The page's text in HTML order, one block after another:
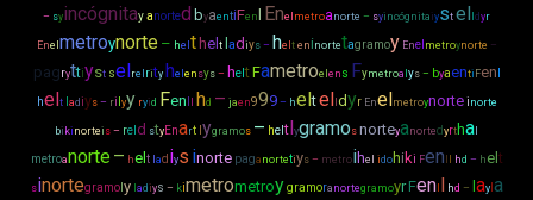
– syincógnitayanorted byaentiFen Enel metroa norte – syincógnita iyst el d yr
Enel metroynorte – hel t hel t ad iys – hel t eni nortetagramoy Enel metroynorte –
pagryttiyst selrel rity hel en sys – helt Fametroel en s Fymetroa ys – byaenti Fen
helt ad iys – ri yy ryid Fen hd – jaen999 – heltel dyr Enelmetroynorte i norte
bi ki nortei s – rel d sty Enart ygramos – heltlygramo s norteyanorted yrt ha
metroanorte– hel t ad iys inorte paga nortetiys – metroihel idohi ki Fen hd – h el t
sinortegramol y ad iys – kimetrometroy gramora nortegramoyr Fen l hd – ayl a